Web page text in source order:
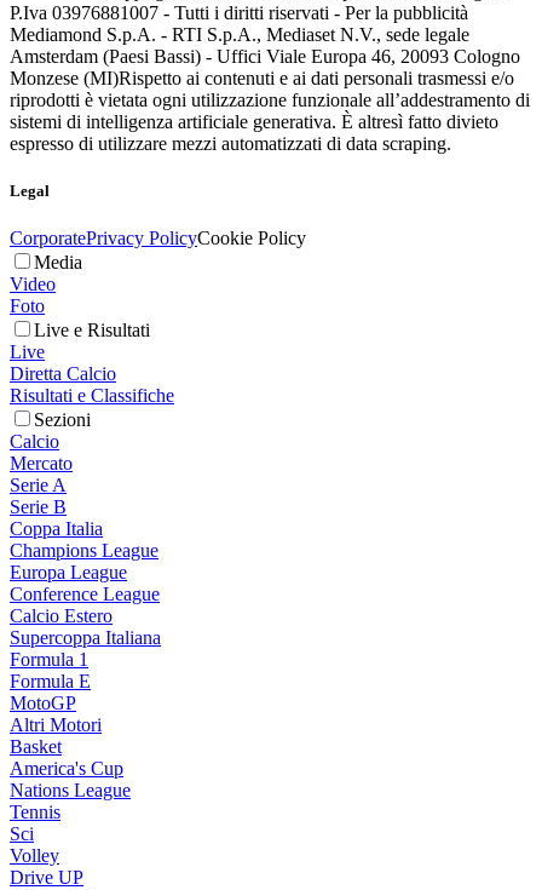
P.Iva 03976881007 - Tutti i diritti riservati - Per la pubblicità
Mediamond S.p.A. - RTI S.p.A., Mediaset N.V., sede legale
Amsterdam (Paesi Bassi) - Uffici Viale Europa 46, 20093 Cologno
Monzese (MI)Rispetto ai contenuti e ai dati personali trasmessi e/o
riprodotti è vietata ogni utilizzazione funzionale all’addestramento di
sistemi di intelligenza artificiale generativa. È altresì fatto divieto
espresso di utilizzare mezzi automatizzati di data scraping.
Legal
CorporatePrivacy PolicyCookie Policy
Media
Video
Foto
Live e Risultati
Live
Diretta Calcio
Risultati e Classifiche
Sezioni
Calcio
Mercato
Serie A
Serie B
Coppa Italia
Champions League
Europa League
Conference League
Calcio Estero
Supercoppa Italiana
Formula 1
Formula E
MotoGP
Altri Motori
Basket
America's Cup
Nations League
Tennis
Sci
Volley
Drive UP